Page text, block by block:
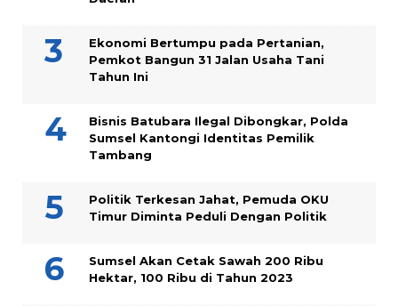
Ekonomi Bertumpu pada Pertanian,
Pemkot Bangun 31 Jalan Usaha Tani
Tahun Ini
Bisnis Batubara Ilegal Dibongkar, Polda
Sumsel Kantongi Identitas Pemilik
Tambang
Politik Terkesan Jahat, Pemuda OKU
Timur Diminta Peduli Dengan Politik
Sumsel Akan Cetak Sawah 200 Ribu
Hektar, 100 Ribu di Tahun 2023